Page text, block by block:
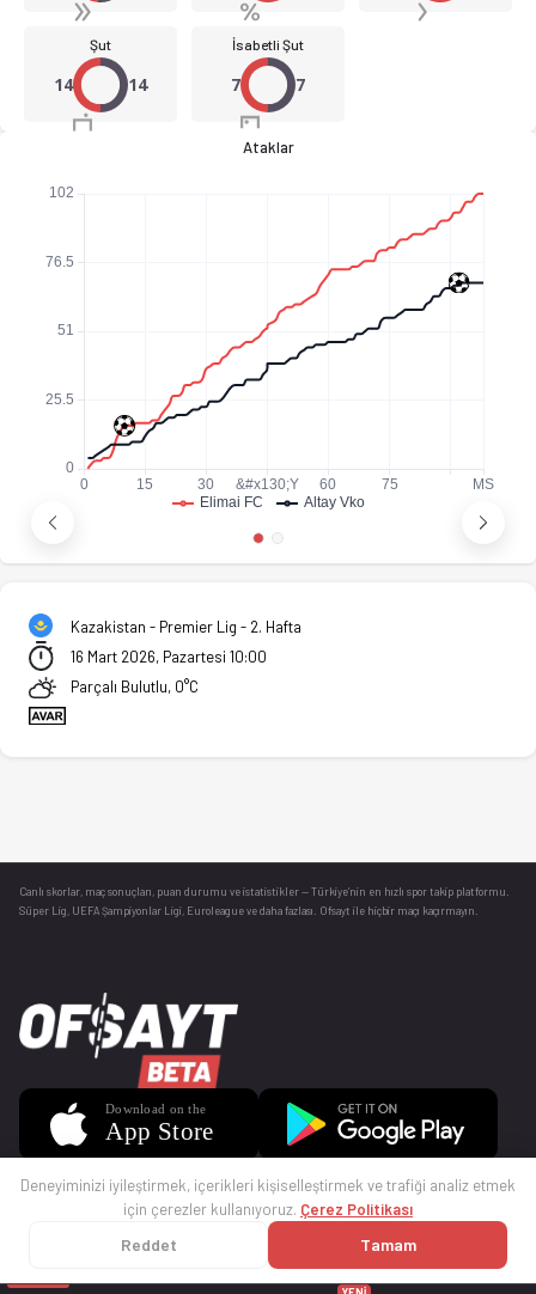
Şut
14 14
İsabetli Şut
7 7
Ataklar
Kazakistan - Premier Lig - 2. Hafta
16 Mart 2026, Pazartesi 10:00
Parçalı Bulutlu, 0°C
Canlı skorlar , maç sonuçları, puan durumu ve istatistikler — Türkiye’nin en hızlı spor takip platformu.
Süper Lig, UEFA Şampiyonlar Ligi, Euroleague ve daha fazlası. Ofsayt ile hiçbir maçı kaçırmayın.
© 2025 Ofsayt
Deneyiminizi iyileştirmek, içerikleri kişiselleştirmek ve trafiği analiz etmek
için çerezler kullanıyoruz. Çerez Politikası
Reddet Tamam